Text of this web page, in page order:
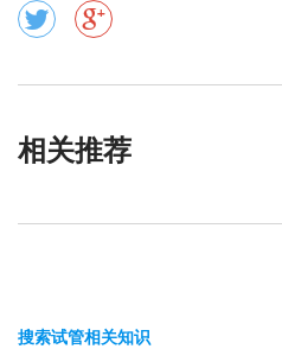
相关推荐
搜索试管相关知识